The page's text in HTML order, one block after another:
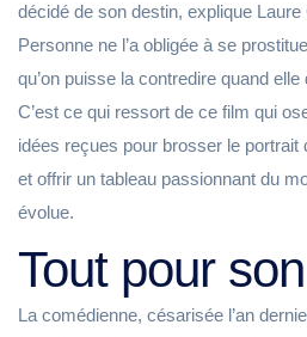
décidé de son destin, explique
Personne ne l’a obligée à se
qu’on puisse la contredire quand elle
C’est ce qui ressort de ce film qui
idées reçues pour brosser le portrait
et offrir un tableau passionnant du
évolue.
Tout pour
La comédienne, césarisée l’an